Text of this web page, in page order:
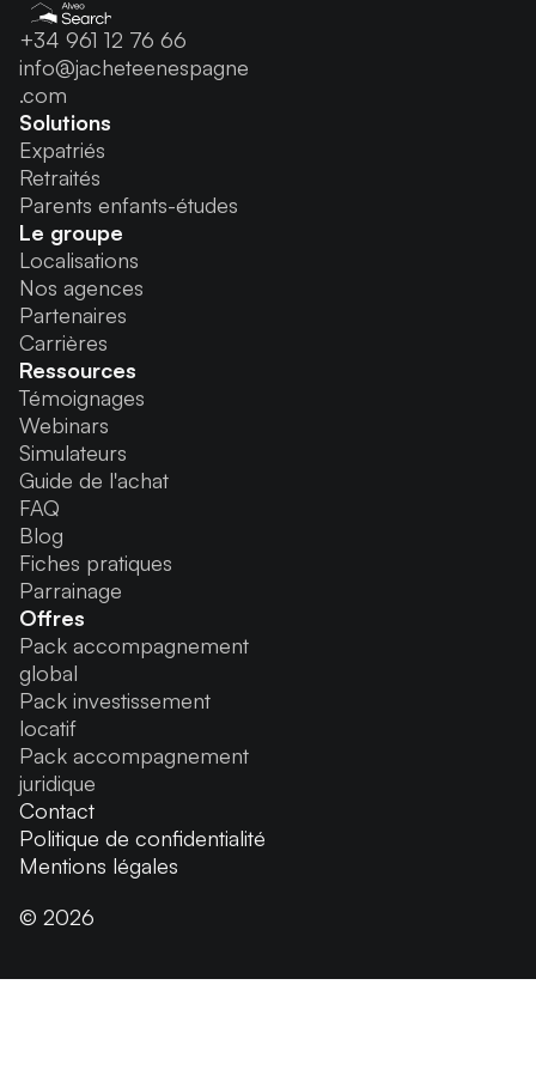
+34 961 12 76 66
info@jacheteenespagne
.com
Solutions
Expatriés
Retraités
Parents enfants-études
Le groupe
Localisations
Nos agences
Partenaires
Carrières
Ressources
Témoignages
Webinars
Simulateurs
Guide de l'achat
FAQ
Blog
Fiches pratiques
Parrainage
Offres
Pack accompagnement
global
Pack investissement
locatif
Pack accompagnement
juridique
© 2026
Contact
Politique de confidentialité
Mentions légales